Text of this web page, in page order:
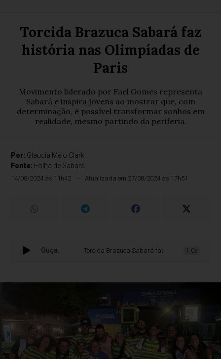
Torcida Brazuca Sabará faz
história nas Olimpíadas de
Paris
Movimento liderado por Fael Gomes representa
Sabará e inspira jovens ao mostrar que, com
determinação, é possível transformar sonhos em
realidade, mesmo partindo da periferia.
Por: Glaucia Melo Clark
Fonte: Folha de Sabará
14/08/2024 às 11h42 Atualizada em 27/08/2024 às 17h51
Ouça: Torcida Brazuca Sabará faz história nas1.0x